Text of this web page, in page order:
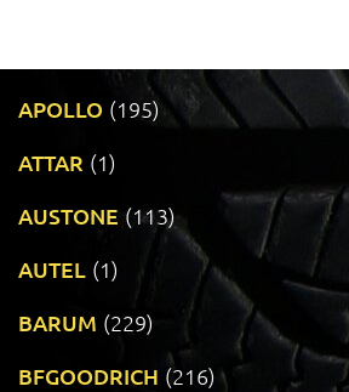
APOLLO (195)
ATTAR (1)
AUSTONE (113)
AUTEL (1)
BARUM (229)
BFGOODRICH (216)